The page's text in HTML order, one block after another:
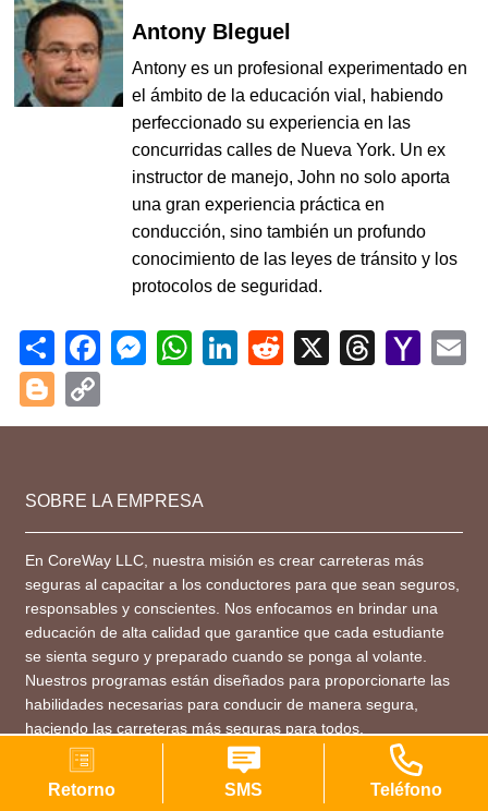
Retorno SMS Teléfono
Antony Bleguel
Antony es un profesional experimentado en
el ámbito de la educación vial, habiendo
perfeccionado su experiencia en las
concurridas calles de Nueva York. Un ex
instructor de manejo, John no solo aporta
una gran experiencia práctica en
conducción, sino también un profundo
conocimiento de las leyes de tránsito y los
protocolos de seguridad.
Share FacebookMessengerWhatsAppLinkedInReddit ThreadsYahoo
Mail
Blogger
SOBRE LA EMPRESA
En CoreWay LLC, nuestra misión es crear carreteras más
seguras al capacitar a los conductores para que sean seguros,
responsables y conscientes. Nos enfocamos en brindar una
educación de alta calidad que garantice que cada estudiante
se sienta seguro y preparado cuando se ponga al volante.
Nuestros programas están diseñados para proporcionarte las
habilidades necesarias para conducir de manera segura,
haciendo las carreteras más seguras para todos.
INFORMACIÓN DE CONTACTO